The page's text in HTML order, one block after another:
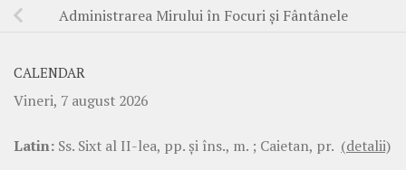
Administrarea Mirului în Focuri și Fântânele
CALENDAR
Vineri, 7 august 2026
Latin: Ss. Sixt al II-lea, pp. şi îns., m. ; Caietan, pr. (detalii)